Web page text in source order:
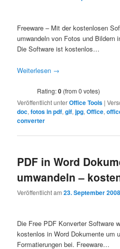
Freeware – Mit der kostenlosen
umwandeln von Fotos und Bildern
Die Software ist kostenlos…
Weiterlesen →
Rating:0 (from 0 votes)
Veröffentlicht unterOffice Tools |
doc,fotos in pdf,gif,jpg,Office,
converter
PDF in Word
umwandeln –
Veröffentlicht am23. September 2008
Die Free PDF Konverter Software
kostenlos in Word Dokumente um
Formatierungen bei. Freeware…